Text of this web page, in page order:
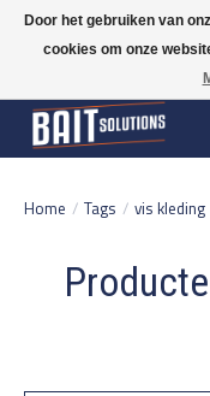
Gratis verzending vanaf 50 euro
verzonden | België vanaf 70 euro
Home / Tags / vis kleding
Door het gebruiken van
cookies om onze